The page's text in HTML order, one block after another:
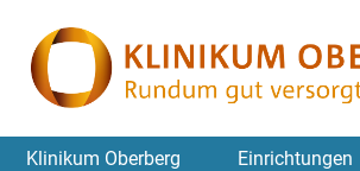
Klinikum Oberberg Einrichtungen